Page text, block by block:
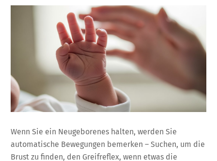
Wenn Sie ein Neugeborenes halten, werden Sie
automatische Bewegungen bemerken – Suchen, um die
Brust zu finden, den Greifreflex, wenn etwas die